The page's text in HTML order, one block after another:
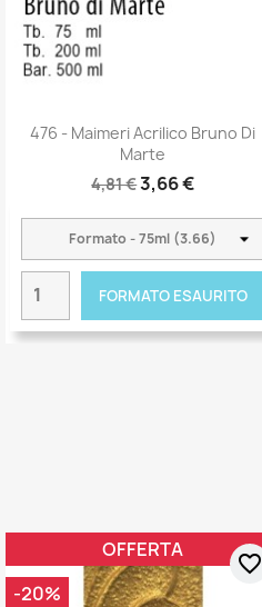
476 - Maimeri Acrilico Bruno Di
Marte
4,81 €3,66 €
FORMATO ESAURITO
OFFERTA
-20%
favorite_border